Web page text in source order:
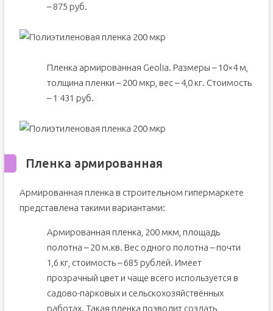
– 875 руб.
Пленка армированная Geolia. Размеры – 10×4 м,
толщина пленки – 200 мкр, вес – 4,0 кг. Стоимость
– 1 431 руб.
Пленка армированная
Армированная пленка в строительном гипермаркете
представлена такими вариантами:
Армированная пленка, 200 мкм, площадь
полотна – 20 м.кв. Вес одного полотна – почти
1,6 кг, стоимость – 685 рублей. Имеет
прозрачный цвет и чаще всего используется в
садово-парковых и сельскохозяйственных
работах. Такая пленка позволит создать